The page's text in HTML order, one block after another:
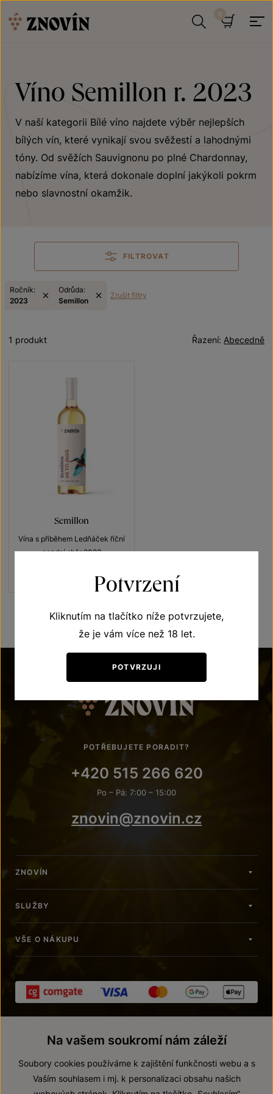
Víno Semillon r. 2023
V naší kategorii Bílé víno najdete výběr nejlepších
bílých vín, které vynikají svou svěžestí a lahodnými
tóny. Od svěžích Sauvignonu po plné Chardonnay,
nabízíme vína, která dokonale doplní jakýkoli pokrm
nebo slavnostní okamžik.
FILTROVAT
Ročník:
2023
Odrůda:
Semillon
Zrušit filtry
Abecedně
Řazení:
1 produkt
Semillon
Vína s příběhem Ledňáček říční
pozdní sběr 2023
POTŘEBUJETE PORADIT?
+420 515 266 620
Po – Pá: 7:00 – 15:00
znovin@znovin.cz
ZNOVÍN
SLUŽBY
VŠE O NÁKUPU
Potvrzení
Kliknutím na tlačítko níže potvrzujete,
že je vám více než 18 let.
POTVRZUJI
Na vašem soukromí nám záleží
Soubory cookies používáme k zajištění funkčnosti webu a s
Vaším souhlasem i mj. k personalizaci obsahu našich